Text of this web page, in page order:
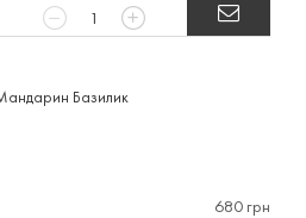
Базилик
680 грн